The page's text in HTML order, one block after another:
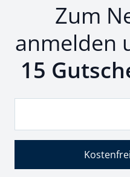
Zum
anmelden
15